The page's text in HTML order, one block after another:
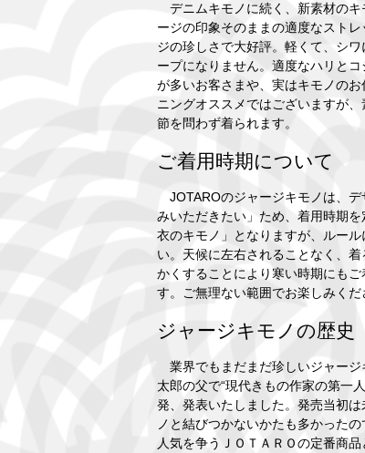
デニムキモノに続く、新素材のキ
ージの印象そのままの適度なスト
ジの珍しさで大好評。軽くて、シ
ープになりません。適度なハリと
が多いお客さまや、実はキモノの
ニングオススメではございますが
節を問わず着られます。
ご着用時期について
JOTAROのジャージキモノは、デ
みいただきたい」ため、着用時期
衣のキモノ」となりますが、ルー
い。天候に左右されることなく、
かくすることにより寒い時期にも
す。ご無理ない範囲でお楽しみくだ
ジャージキモノの歴史
業界でもまだまだ珍しいジャージ
太郎の父で“現代きもの作家の第一
発、発表いたしました。発売当初
ノと結びつかないかたも多かった
人気を争うＪＯＴＡＲＯの定番商